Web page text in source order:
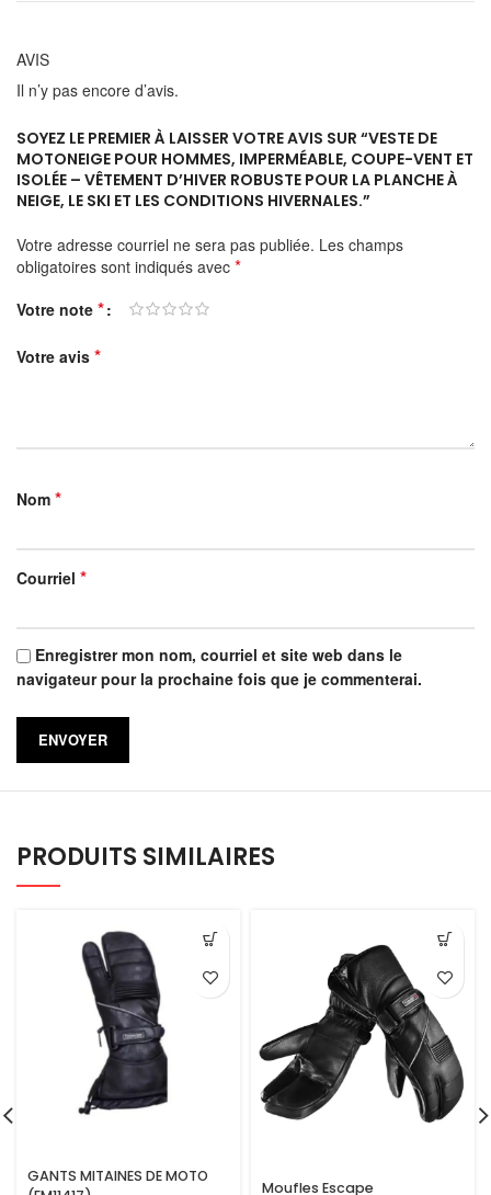
AVIS
Il n’y pas encore d’avis.
SOYEZ LE PREMIER À LAISSER VOTRE AVIS SUR “VESTE DE
MOTONEIGE POUR HOMMES, IMPERMÉABLE, COUPE-VENT ET
ISOLÉE – VÊTEMENT D’HIVER ROBUSTE POUR LA PLANCHE À
NEIGE, LE SKI ET LES CONDITIONS HIVERNALES.”
Votre adresse courriel ne sera pas publiée. Les champs
obligatoires sont indiqués avec *
Votre note *
Votre avis *
Nom *
Courriel *
Enregistrer mon nom, courriel et site web dans le
navigateur pour la prochaine fois que je commenterai.
PRODUITS SIMILAIRES
GANTS MITAINES DE MOTO
Moufles Escape